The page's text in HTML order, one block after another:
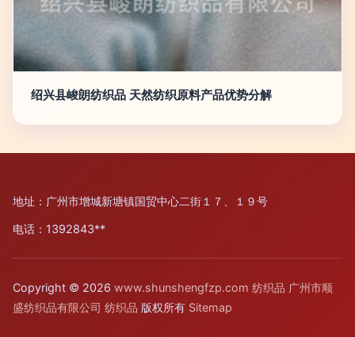
绍兴县峻朗纺织品 天然纺织原料产品优势分解
地址：广州市增城新塘镇国贸中心二街１７、１９号
电话：1392843**
Copyright © 2026 www.shunshengfzp.com 纺织品 广州市顺
盛纺织品有限公司 纺织品 版权所有 Sitemap